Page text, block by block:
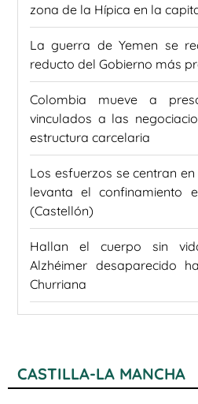
zona de la Hípica en la
La guerra de Yemen se
reducto del Gobierno más
Colombia mueve a
vinculados a las
estructura carcelaria
Los esfuerzos se centran
levanta el confinamiento
(Castellón)
Hallan el cuerpo sin
Alzhéimer desaparecido
Churriana
CASTILLA-LA MANCHA